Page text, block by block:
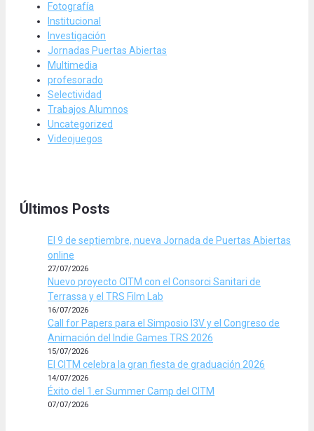
Fotografía
Institucional
Investigación
Jornadas Puertas Abiertas
Multimedia
profesorado
Selectividad
Trabajos Alumnos
Uncategorized
Videojuegos
Últimos Posts
El 9 de septiembre, nueva Jornada de Puertas Abiertas
online
27/07/2026
Nuevo proyecto CITM con el Consorci Sanitari de
Terrassa y el TRS Film Lab
16/07/2026
Call for Papers para el Simposio I3V y el Congreso de
Animación del Indie Games TRS 2026
15/07/2026
El CITM celebra la gran fiesta de graduación 2026
14/07/2026
Éxito del 1.er Summer Camp del CITM
07/07/2026